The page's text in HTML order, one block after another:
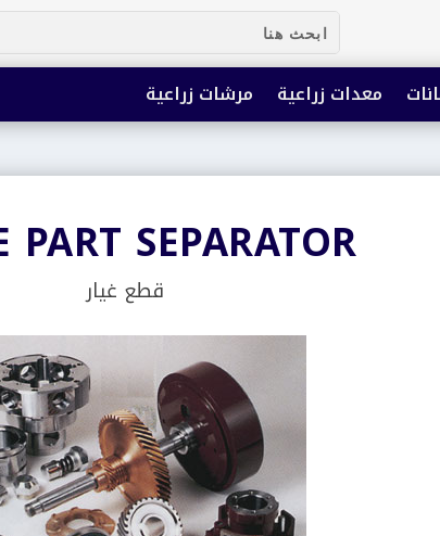
معدات زراعية مرشات زراعية
PART SEPARATOR
قطع غيار